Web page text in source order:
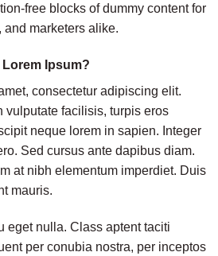
free blocks of dummy content for
marketers alike.
Ipsum?
consectetur adipiscing elit.
vulputate facilisis, turpis eros
neque lorem in sapien. Integer
Sed cursus ante dapibus diam.
at nibh elementum imperdiet. Duis
mauris.
eget nulla. Class aptent taciti
per conubia nostra, per inceptos